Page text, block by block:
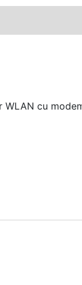
cu